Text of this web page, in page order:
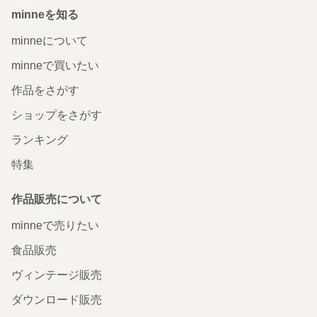
minneを知る
minneについて
minneで買いたい
作品をさがす
ショップをさがす
ランキング
特集
作品販売について
minneで売りたい
食品販売
ヴィンテージ販売
ダウンロード販売